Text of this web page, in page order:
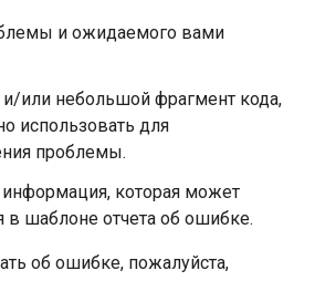
и ожидаемого вами
или небольшой фрагмент кода,
использовать для
проблемы.
которая может
в шаблоне отчета об ошибке.
об ошибке, пожалуйста,